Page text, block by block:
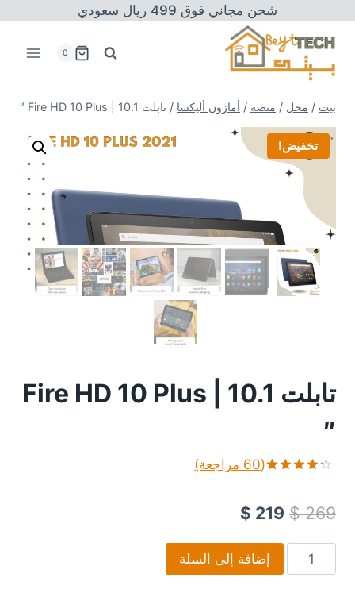
المحتوى
شحن مجاني فوق 499 ريال سعودي
0
بيت / محل / منصة / أمازون أليكسا / تابلت Fire HD 10 Plus | 10.1 ″
تخفيض!
تابلت Fire HD 10 Plus | 10.1
″
من 5 بناءً
عميل
(
60 مراجعة)
$269
$ 219
كمية
Fire
إضافة إلى السلة